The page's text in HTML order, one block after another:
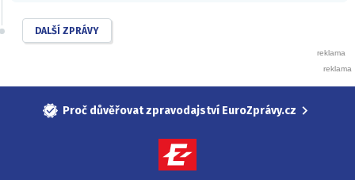
DALŠÍ ZPRÁVY
Proč důvěřovat zpravodajství EuroZprávy.cz